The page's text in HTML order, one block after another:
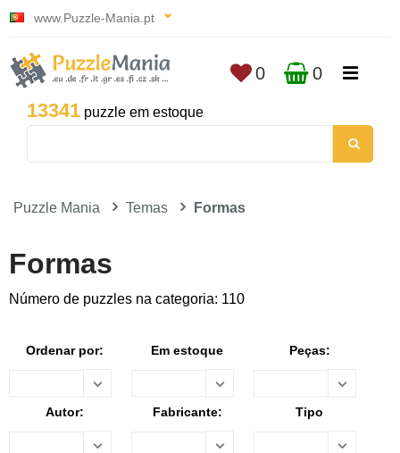
www.Puzzle-Mania.pt
13341 puzzle em estoque
0 0
Puzzle Mania Temas Formas
Formas
Número de puzzles na categoria: 110
Ordenar por: Em estoque Peças:
Autor: Fabricante: Tipo